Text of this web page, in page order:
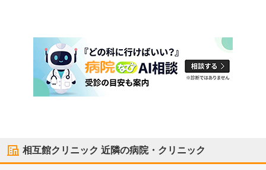
相互館クリニック 近隣の病院・クリニック